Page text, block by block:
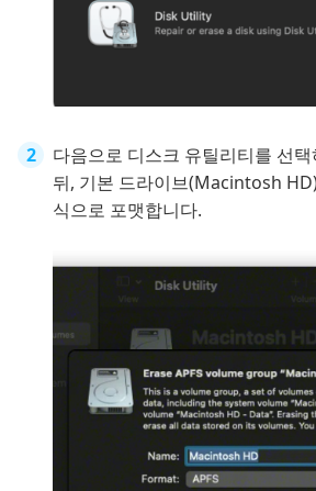
다음으로 디스크 유틸리티를 선
뒤, 기본 드라이브(Macintosh
식으로 포맷합니다.